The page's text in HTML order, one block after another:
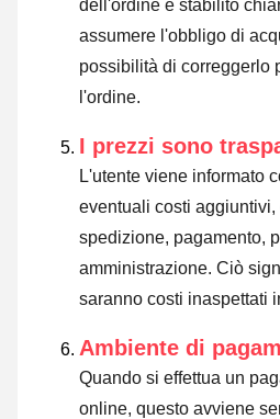
dell'ordine è stabilito
assumere l'obbligo di
possibilità di correggerlo
l'ordine.
I prezzi sono
L'utente viene informato
eventuali costi aggiuntivi,
spedizione, pagamento,
amministrazione. Ciò
saranno costi inaspettati
Ambiente di
Quando si effettua un
online, questo avviene